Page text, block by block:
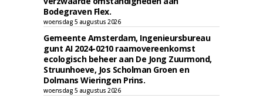
Bodegraven Flex.
woensdag 5 augustus 2026
Gemeente Amsterdam, Ingenieursbureau
gunt AI 2024-0210 raamovereenkomst
ecologisch beheer aan De Jong Zuurmond,
Struunhoeve, Jos Scholman Groen en
Dolmans Wieringen Prins.
woensdag 5 augustus 2026